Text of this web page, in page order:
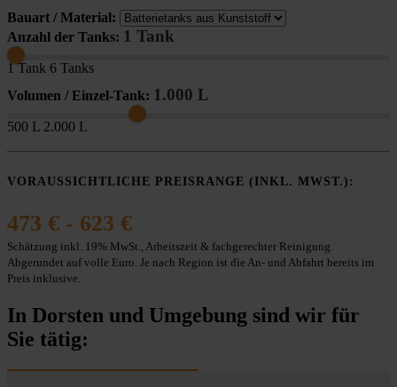
Bauart / Material:
Anzahl der Tanks: 1 Tank
1 Tank 6 Tanks
Volumen / Einzel-Tank: 1.000 L
500 L 2.000 L
VORAUSSICHTLICHE PREISRANGE (INKL. MWST.):
473 € - 623 €
Schätzung inkl. 19% MwSt., Arbeitszeit & fachgerechter Reinigung.
Abgerundet auf volle Euro. Je nach Region ist die An- und Abfahrt bereits im
Preis inklusive.
In Dorsten und Umgebung sind wir für
Sie tätig: